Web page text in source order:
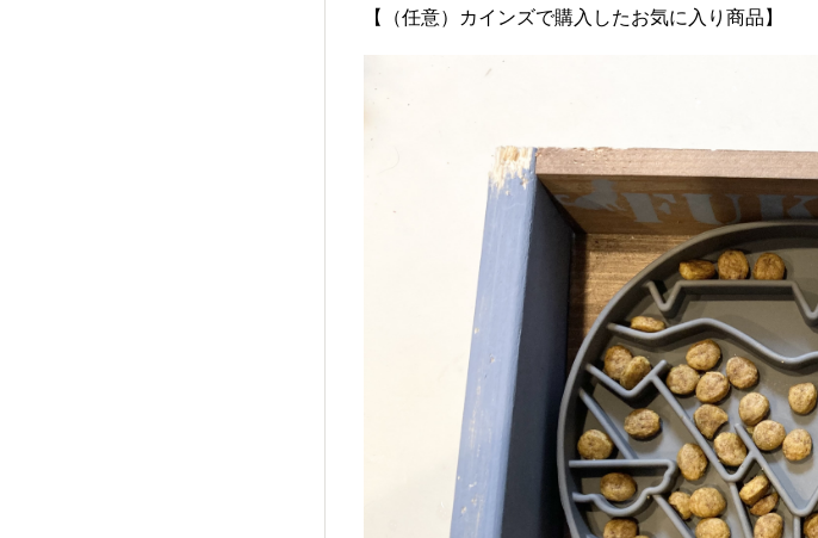
【（任意）カインズで購入したお気に入り商品】